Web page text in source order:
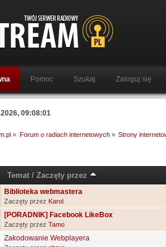
Pomoc Szukaj Zaloguj się
09:08:01
» Forum o radiach internetowych» Strony
Temat /Zaczęty przez
Biblioteka webmastera
Zaczęty przez Karol
[PORADNIK] Facebook LikeBox
Zaczęty przez Tamo
Zakodowanie Webplayera